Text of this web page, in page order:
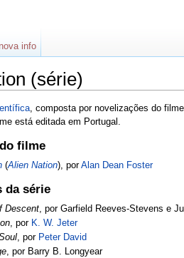
(série)
, composta por novelizações do
está editada em Portugal.
filme
(Alien Nation), porAlan Dean Foster
da série
Descent, por Garfield Reeves-Stevens e
, por K. W. Jeter
, por Peter David
, por Barry B. Longyear
info